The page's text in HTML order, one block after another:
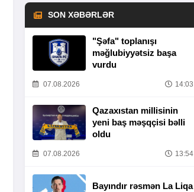
SON XƏBƏRLƏR
"Şəfa" toplanışı
məğlubiyyətsiz başa
vurdu
07.08.2026 14:03
Qazaxıstan millisinin
yeni baş məşqçisi bəlli
oldu
07.08.2026 13:54
Bayındır rəsmən La Liqa